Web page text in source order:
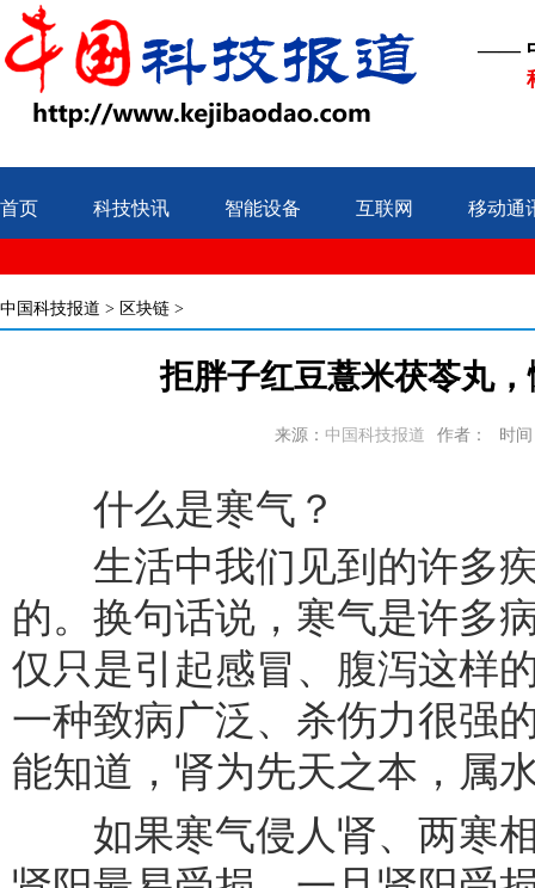
——
首页 科技快讯 智能设备 互联网 移动通
中国科技报道 > 区块链 >
拒胖子红豆薏米茯苓丸
来源： 中国科技报道 作者： 时间
什么是寒气？
生活中我们见到的许多疾
的。换句话说，寒气是许多
仅只是引起感冒、腹泻这样
一种致病广泛、杀伤力很强
能知道，肾为先天之本，属
如果寒气侵人肾、两寒相